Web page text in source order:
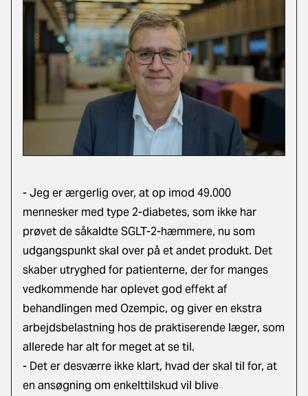
- Jeg er ærgerlig over, at op imod 49.000
mennesker med type 2-diabetes, som ikke har
prøvet de såkaldte SGLT-2-hæmmere, nu som
udgangspunkt skal over på et andet produkt. Det
skaber utryghed for patienterne, der for manges
vedkommende har oplevet god effekt af
behandlingen med Ozempic, og giver en ekstra
arbejdsbelastning hos de praktiserende læger, som
allerede har alt for meget at se til.
- Det er desværre ikke klart, hvad der skal til for, at
en ansøgning om enkelttilskud vil blive